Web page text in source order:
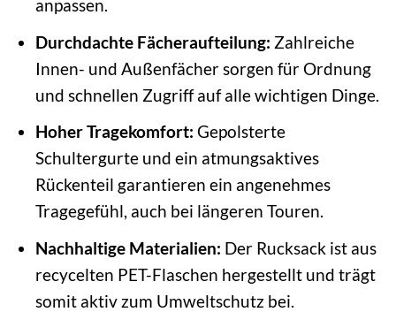
anpassen.
Durchdachte Fächeraufteilung: Zahlreiche
Innen- und Außenfächer sorgen für Ordnung
und schnellen Zugriff auf alle wichtigen Dinge.
Hoher Tragekomfort: Gepolsterte
Schultergurte und ein atmungsaktives
Rückenteil garantieren ein angenehmes
Tragegefühl, auch bei längeren Touren.
Nachhaltige Materialien: Der Rucksack ist aus
recycelten PET-Flaschen hergestellt und trägt
somit aktiv zum Umweltschutz bei.